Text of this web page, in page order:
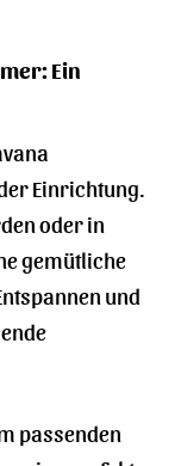
Ein
Einrichtung.
oder in
gemütliche
und
passenden